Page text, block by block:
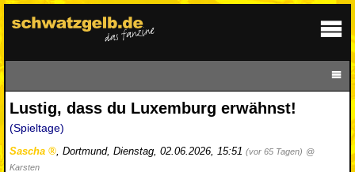
Lustig, dass du Luxemburg erwähnst!
(Spieltage)
Sascha , Dortmund, Dienstag, 02.06.2026, 15:51 (vor 65 Tagen) @
Karsten